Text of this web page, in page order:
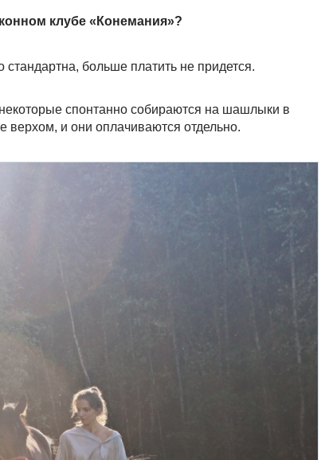
клубе «Конемания»?
больше платить не придется.
спонтанно собираются на шашлыки в
верхом, и они оплачиваются отдельно.